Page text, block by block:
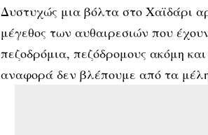
Δυστυχώς μια βόλτα στο Χαϊδάρι
μέγεθος των αυθαιρεσιών που
πεζοδρόμια, πεζόδρομους ακόμη
αναφορά δεν βλέπουμε από τα μέλη